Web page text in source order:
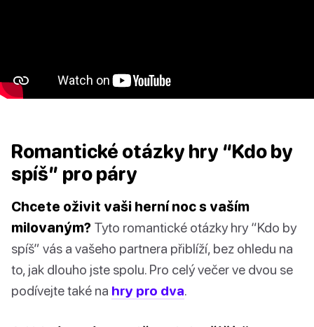
Romantické otázky hry “Kdo by
spíš” pro páry
Chcete oživit vaši herní noc s vaším
milovaným? Tyto romantické otázky hry “Kdo by
spíš” vás a vašeho partnera přiblíží, bez ohledu na
to, jak dlouho jste spolu. Pro celý večer ve dvou se
podívejte také na hry pro dva.